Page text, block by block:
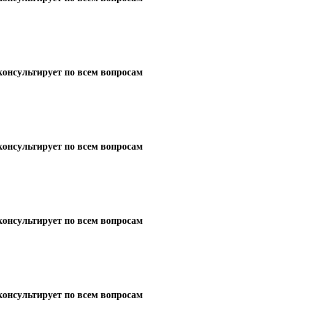
по всем вопросам
по всем вопросам
по всем вопросам
по всем вопросам